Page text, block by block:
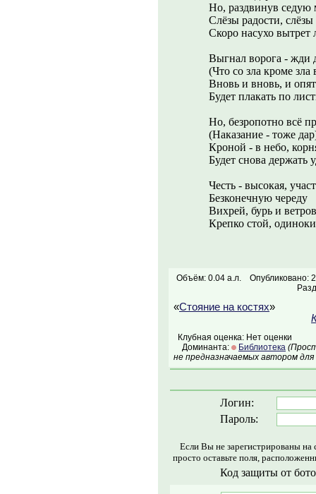
Но, раздвинув седую
Слёзы радости, слёзы
Скоро насухо вытрет
Выгнал ворога - жди
(Что со зла кроме зла
Вновь и вновь, и
Будет плакать по
Но, безропотно всё
(Наказание - тоже
Кроной - в небо,
Будет снова держать
Честь - высокая,
Безконечную череду
Вихрей, бурь и
Крепко стой,
Объём: 0.04 а.л.
Опубликовано:
«Стояние на костях»
Клубная оценка: Нет оценки
Доминанта:
Библиотека
не предназначаемых автором
Логин:
Пароль:
Если Вы не зарегистрированы
просто оставьте поля,
Код защиты от